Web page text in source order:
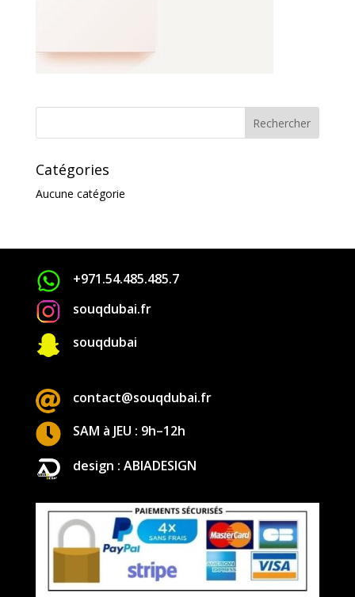
Catégories
Aucune catégorie
+971.54.485.485.7
souqdubai.fr
 souqdubai
 contact@souqdubai.fr

SAM à JEU : 9h–12h
design : ABIADESIGN